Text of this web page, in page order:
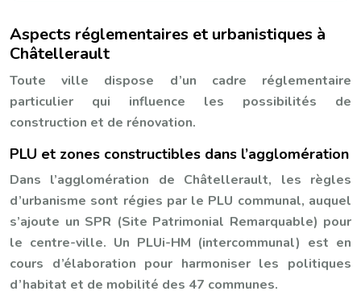
Aspects réglementaires et urbanistiques à
Châtellerault
Toute ville dispose d’un cadre réglementaire
particulier qui influence les possibilités de
construction et de rénovation.
PLU et zones constructibles dans l’agglomération
Dans l’agglomération de Châtellerault, les règles
d’urbanisme sont régies par le PLU communal, auquel
s’ajoute un SPR (Site Patrimonial Remarquable) pour
le centre-ville. Un PLUi-HM (intercommunal) est en
cours d’élaboration pour harmoniser les politiques
d’habitat et de mobilité des 47 communes.